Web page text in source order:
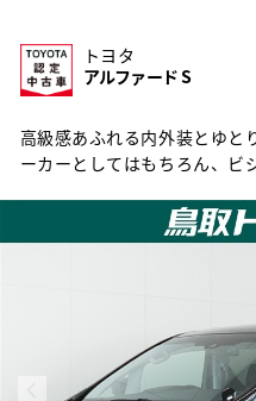
トヨタ
アルファード S
高級感あふれる内外装とゆと
ーカーとしてはもちろん、ビ